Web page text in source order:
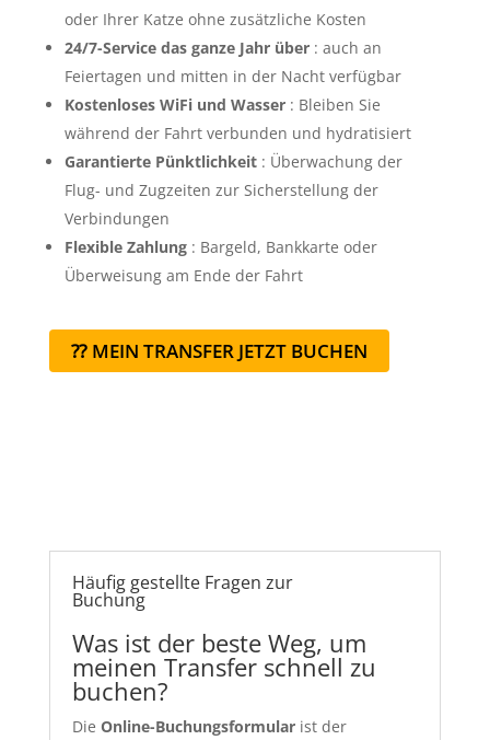
oder Ihrer Katze ohne zusätzliche Kosten
24/7-Service das ganze Jahr über: auch an
Feiertagen und mitten in der Nacht verfügbar
Kostenloses WiFi und Wasser: Bleiben Sie
während der Fahrt verbunden und hydratisiert
Garantierte Pünktlichkeit: Überwachung der
Flug- und Zugzeiten zur Sicherstellung der
Verbindungen
Flexible Zahlung: Bargeld, Bankkarte oder
Überweisung am Ende der Fahrt
⁇ MEIN TRANSFER JETZT BUCHEN
Häufig gestellte Fragen zur
Buchung
Was ist der beste Weg, um
meinen Transfer schnell zu
buchen?
Die Online-Buchungsformularist der